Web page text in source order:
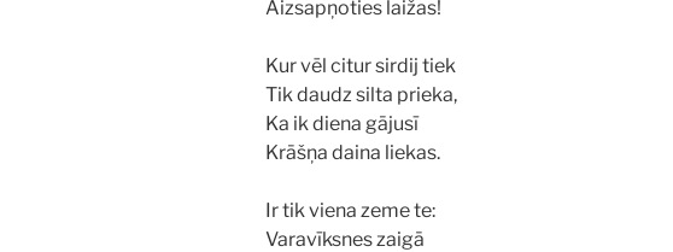
Aizsapņoties laižas!
Kur vēl citur sirdij tiek
Tik daudz silta prieka,
Ka ik diena gājusī
Krāšņa daina liekas.
Ir tik viena zeme te:
Varavīksnes zaigā